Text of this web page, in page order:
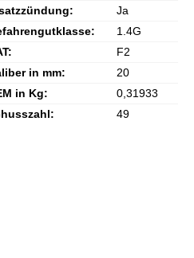
Ja
1.4G
F2
in mm:
20
in Kg:
0,31933
49